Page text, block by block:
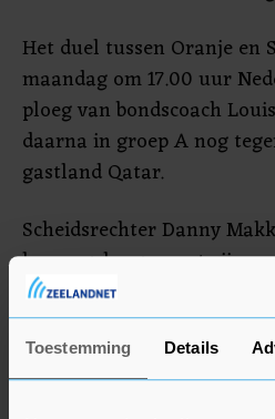
Toestemming Details
Het duel tussen Oranje en
maandag om 17.00 uur
ploeg van bondscoach
daarna in groep A nog
gastland Qatar.
Scheidsrechter Danny
horen gekregen wat zijn
wordt. De Italiaan Daniele
openingswedstrijd tussen